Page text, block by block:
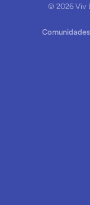
© 2026 Viv
Comunidades